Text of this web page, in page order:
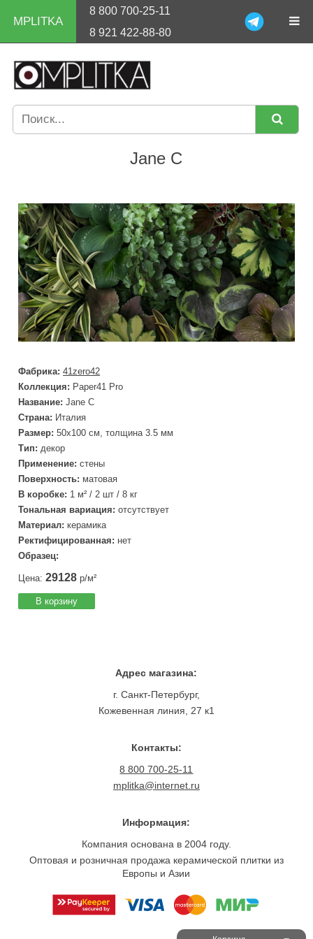
MPLITKA
8 800 700-25-11
8 921 422-88-80
Jane C
Фабрика: 41zero42
Коллекция: Paper41 Pro
Название: Jane C
Страна: Италия
Размер: 50x100 см, толщина 3.5 мм
Тип: декор
Применение: стены
Поверхность: матовая
В коробке: 1 м² / 2 шт / 8 кг
Тональная вариация: отсутствует
Материал: керамика
Ректифицированная: нет
Образец:
Цена:29128р/м²
В корзину
Адрес магазина:
г. Санкт-Петербург,
Кожевенная линия, 27 к1
Контакты:
8 800 700-25-11
mplitka@internet.ru
Информация:
Компания основана в 2004 году.
Оптовая и розничная продажа керамической плитки из
Европы и Азии